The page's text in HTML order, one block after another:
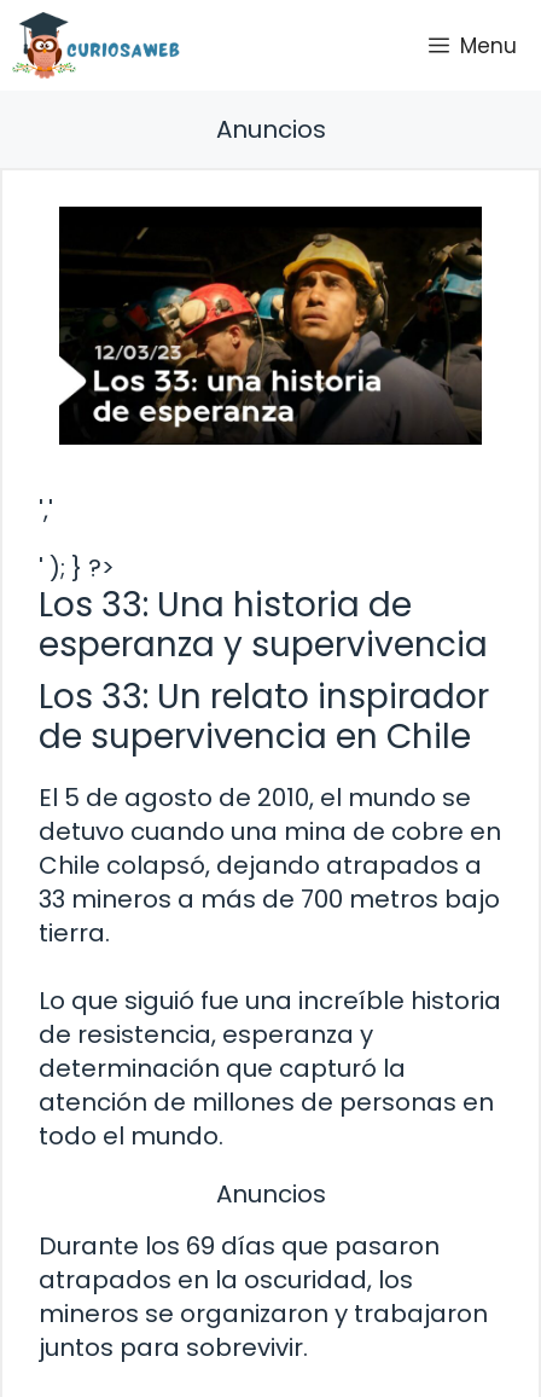
Saltar
contenido
Menu
Anuncios
','
' ); } ?>
Los 33: Una historia de
esperanza y supervivencia
Los 33: Un relato inspirador
de supervivencia en Chile
El 5 de agosto de 2010, el mundo se
detuvo cuando una mina de cobre en
Chile colapsó, dejando atrapados a
33 mineros a más de 700 metros bajo
tierra.
Lo que siguió fue una increíble historia
de resistencia, esperanza y
determinación que capturó la
atención de millones de personas en
todo el mundo.
Anuncios
Durante los 69 días que pasaron
atrapados en la oscuridad, los
mineros se organizaron y trabajaron
juntos para sobrevivir.